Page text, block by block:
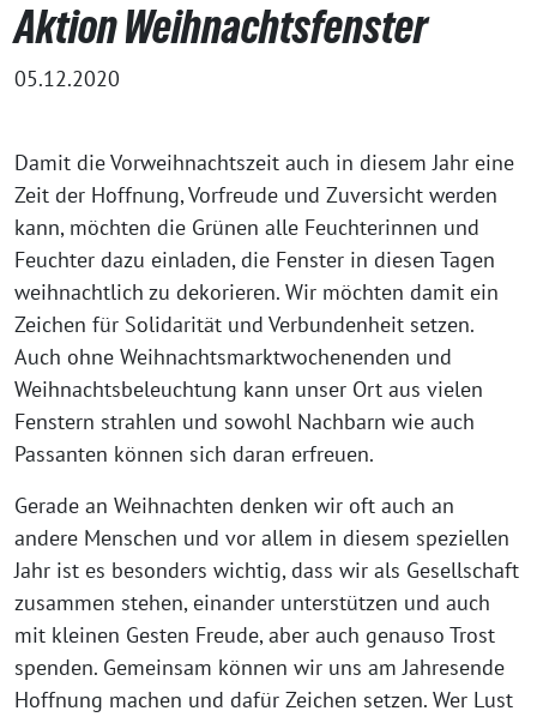
Aktion Weihnachtsfenster
05.12.2020
Damit die Vorweihnachtszeit auch in diesem Jahr eine
Zeit der Hoffnung, Vorfreude und Zuversicht werden
kann, möchten die Grünen alle Feuchterinnen und
Feuchter dazu einladen, die Fenster in diesen Tagen
weihnachtlich zu dekorieren. Wir möchten damit ein
Zeichen für Solidarität und Verbundenheit setzen.
Auch ohne Weihnachtsmarktwochenenden und
Weihnachtsbeleuchtung kann unser Ort aus vielen
Fenstern strahlen und sowohl Nachbarn wie auch
Passanten können sich daran erfreuen.
Gerade an Weihnachten denken wir oft auch an
andere Menschen und vor allem in diesem speziellen
Jahr ist es besonders wichtig, dass wir als Gesellschaft
zusammen stehen, einander unterstützen und auch
mit kleinen Gesten Freude, aber auch genauso Trost
spenden. Gemeinsam können wir uns am Jahresende
Hoffnung machen und dafür Zeichen setzen. Wer Lust